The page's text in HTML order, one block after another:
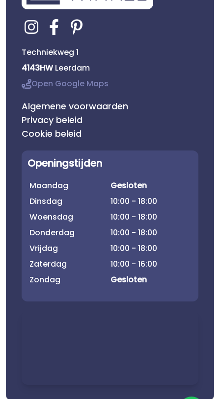
Techniekweg 1
4143HWLeerdam
Open Google Maps
Algemene voorwaarden
Privacy beleid
Cookie beleid
Openingstijden
Maandag
Gesloten
Dinsdag
10:00 - 18:00
Woensdag
10:00 - 18:00
Donderdag
10:00 - 18:00
Vrijdag
10:00 - 18:00
Zaterdag
10:00 - 16:00
Zondag
Gesloten